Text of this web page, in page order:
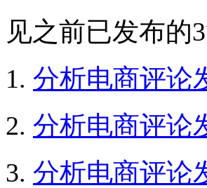
见之前已发布的
1. 分析电商评论
2. 分析电商评论
3. 分析电商评论